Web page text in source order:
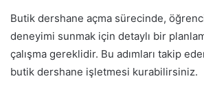
Butik dershane açma sürecinde,
deneyimi sunmak için detaylı bir
çalışma gereklidir. Bu adımları takip
butik dershane işletmesi kurabilirsiniz.